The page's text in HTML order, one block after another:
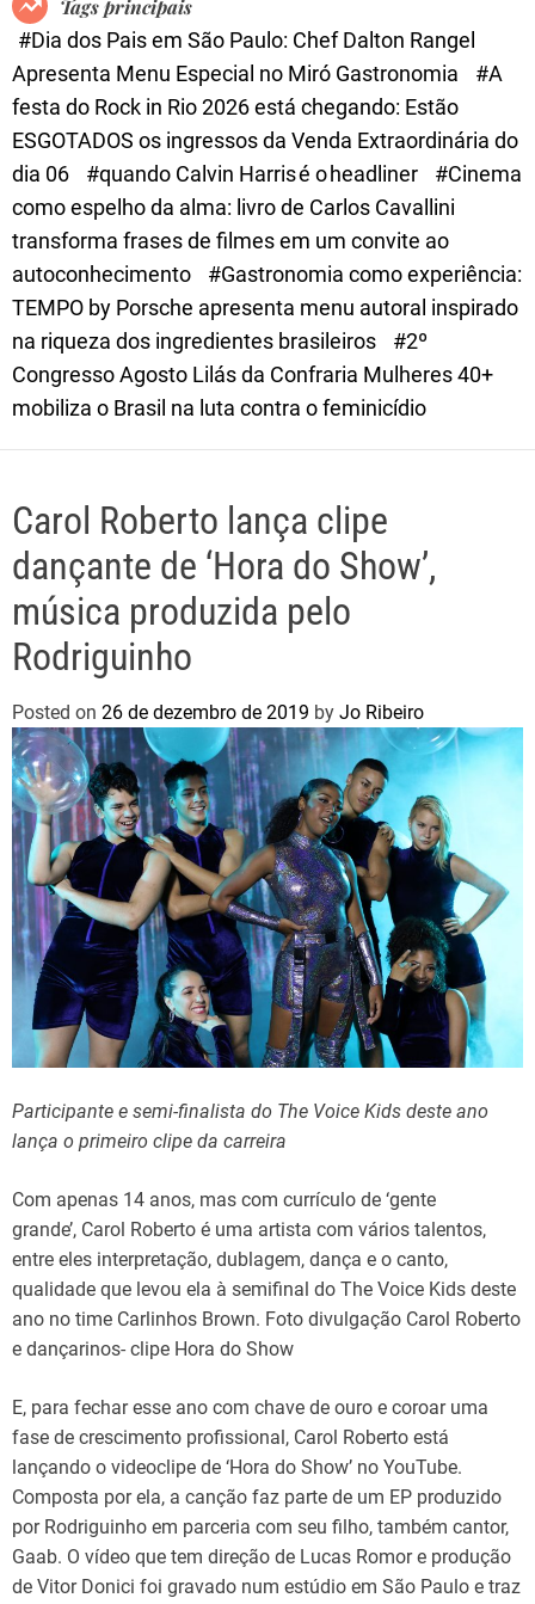
e
Tags principais
#Dia dos Pais em São Paulo: Chef Dalton Rangel
Apresenta Menu Especial no Miró Gastronomia
#A
festa do Rock in Rio 2026 está chegando: Estão
ESGOTADOS os ingressos da Venda Extraordinária do
dia 06
#quando Calvin Harris é o headliner
#Cinema
como espelho da alma: livro de Carlos Cavallini
transforma frases de filmes em um convite ao
autoconhecimento
#Gastronomia como experiência:
TEMPO by Porsche apresenta menu autoral inspirado
na riqueza dos ingredientes brasileiros
#2º
Congresso Agosto Lilás da Confraria Mulheres 40+
mobiliza o Brasil na luta contra o feminicídio
Carol Roberto lança clipe
dançante de ‘Hora do Show’,
música produzida pelo
Rodriguinho
Posted on 26 de dezembro de 2019 by Jo Ribeiro
Participante e semi-finalista do The Voice Kids deste ano
lança o primeiro clipe da carreira
Com apenas 14 anos, mas com currículo de ‘gente
grande’, Carol Roberto é uma artista com vários talentos,
entre eles interpretação, dublagem, dança e o canto,
qualidade que levou ela à semifinal do The Voice Kids deste
ano no time Carlinhos Brown. Foto divulgação Carol Roberto
e dançarinos- clipe Hora do Show
E, para fechar esse ano com chave de ouro e coroar uma
fase de crescimento profissional, Carol Roberto está
lançando o videoclipe de ‘Hora do Show’ no YouTube.
Composta por ela, a canção faz parte de um EP produzido
por Rodriguinho em parceria com seu filho, também cantor,
Gaab. O vídeo que tem direção de Lucas Romor e produção
de Vitor Donici foi gravado num estúdio em São Paulo e traz